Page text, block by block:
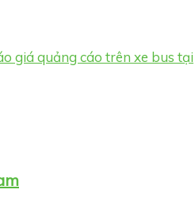
giá quảng cáo trên xe bus tại